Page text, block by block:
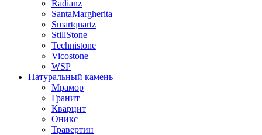
Radianz
SantaMargherita
Smartquartz
StillStone
Technistone
Vicostone
WSP
Натуральный камень
Мрамор
Гранит
Кварцит
Оникс
Травертин